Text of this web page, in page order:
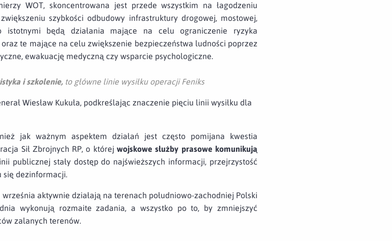
WOT, skoncentrowana jest przede wszystkim na łagodzeniu
szybkości odbudowy infrastruktury drogowej, mostowej,
istotnymi będą działania mające na celu ograniczenie ryzyka
te mające na celu zwiększenie bezpieczeństwa ludności poprzez
ewakuację medyczną czy wsparcie psychologiczne.
i szkolenie, to główne linie wysiłku operacji Feniks
Wiesław Kukuła, podkreślając znaczenie pięciu linii wysiłku dla
jak ważnym aspektem działań jest często pomijana kwestia
Sił Zbrojnych RP, o którejwojskowe służby prasowe komunikują
publicznej stały dostęp do najświeższych informacji, przejrzystość
się dezinformacji.
aktywnie działają na terenach południowo-zachodniej Polski
wykonują rozmaite zadania, a wszystko po to, by zmniejszyć
zalanych terenów.